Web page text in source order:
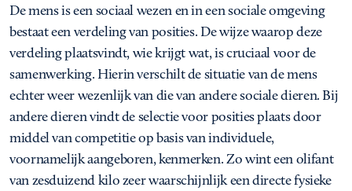
De mens is een sociaal wezen en in een sociale omgeving
bestaat een verdeling van posities. De wijze waarop deze
verdeling plaatsvindt, wie krijgt wat, is cruciaal voor de
samenwerking. Hierin verschilt de situatie van de mens
echter weer wezenlijk van die van andere sociale dieren. Bij
andere dieren vindt de selectie voor posities plaats door
middel van competitie op basis van individuele,
voornamelijk aangeboren, kenmerken. Zo wint een olifant
van zesduizend kilo zeer waarschijnlijk een directe fysieke